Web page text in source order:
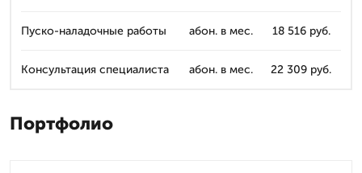
Пуско-наладочные работы абон. в мес. 18 516 руб.
Консультация специалиста абон. в мес. 22 309 руб.
Портфолио